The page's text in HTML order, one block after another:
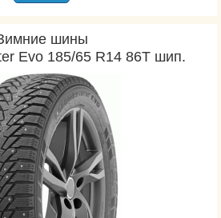
шины
Evo 185/65 R14 86T шип.